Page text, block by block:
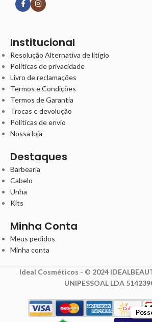
Institucional
Resolução Alternativa de litígio
Políticas de privacidade
Livro de reclamações
Termos e Condições
Termos de Garantia
Trocas e devolução
Políticas de envio
Nossa loja
Destaques
Barbearia
Cabelo
Unha
Kits
Minha Conta
Meus pedidos
Minha conta
Ideal Cosméticos - © 2024
UNIPESSOAL LDA